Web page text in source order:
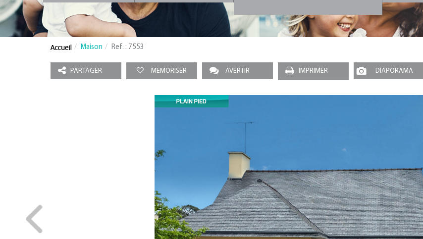
Maison Ref. : 7553
PARTAGER MEMORISER AVERTIR IMPRIMER DIAPORAMA